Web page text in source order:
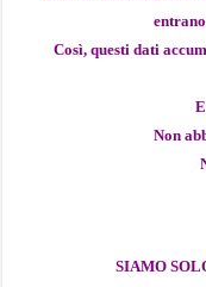
Così, questi dati
Non
SIAMO